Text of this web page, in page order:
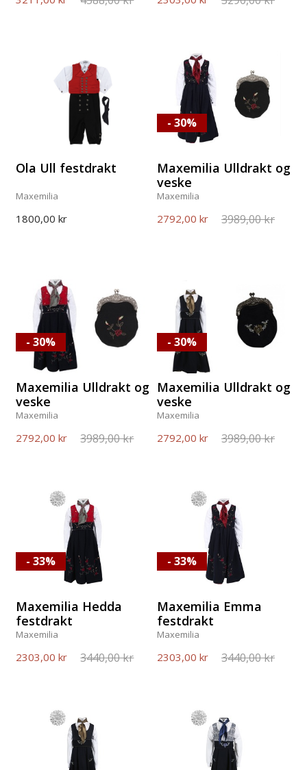
Ola Ull festdrakt
Maxemilia
1800,00 kr
Maxemilia Ulldrakt og
veske
Maxemilia
2792,00 kr 3989,00 kr
- 30%
Maxemilia Ulldrakt og
veske
Maxemilia
2792,00 kr 3989,00 kr
- 30%
Maxemilia Ulldrakt og
veske
Maxemilia
2792,00 kr 3989,00 kr
- 30%
Maxemilia Hedda
festdrakt
Maxemilia
2303,00 kr 3440,00 kr
- 33%
Maxemilia Emma
festdrakt
Maxemilia
2303,00 kr 3440,00 kr
- 33%